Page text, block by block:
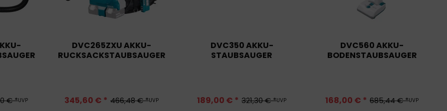
€ *UVP
DVC265ZXU AKKU-
RUCKSACKSTAUBSAUGER
466,48 € *UVP
345,60 € *
DVC350 AKKU-
STAUBSAUGER
321,30 € *UVP
189,00 € *
DVC560 AKKU-
BODENSTAUBSAUGER
685,44 € *UVP
168,00 € *